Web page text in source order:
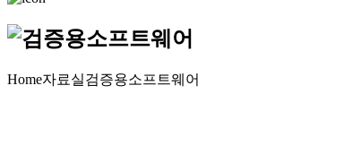
Home자료실검증용소프트웨어